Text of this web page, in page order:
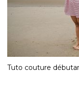
Tuto couture